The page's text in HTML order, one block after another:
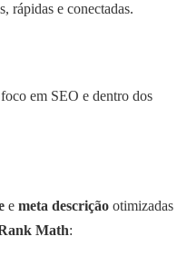
rápidas e conectadas.
em SEO e dentro dos
e meta descrição otimizadas
Math: